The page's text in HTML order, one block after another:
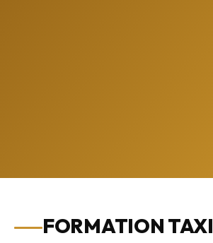
FORMATION TAXI